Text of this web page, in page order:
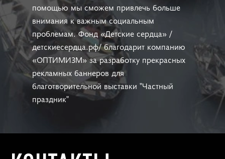
помощью мы сможем привлечь больше
внимания к важным социальным
проблемам. Фонд «Детские сердца» /
детскиесердца.рф/ благодарит компанию
«ОПТИМИЗМ» за разработку прекрасных
рекламных баннеров для
благотворительной выставки "Частный
праздник"